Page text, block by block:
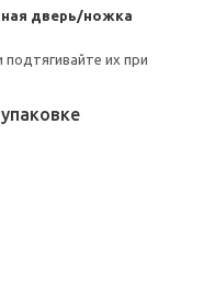
дверь/ножка
подтягивайте их при